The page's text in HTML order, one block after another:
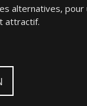
alternatives,
attractif.